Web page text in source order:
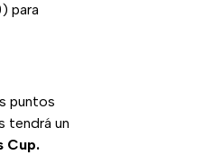
para
puntos
tendrá un
Cup.